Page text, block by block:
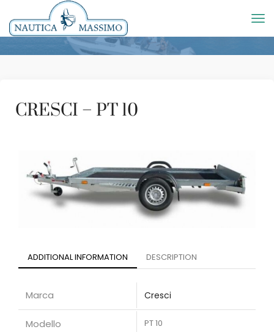
CRESCI – PT 10
ADDITIONAL INFORMATION DESCRIPTION
Marca Cresci
Modello PT 10